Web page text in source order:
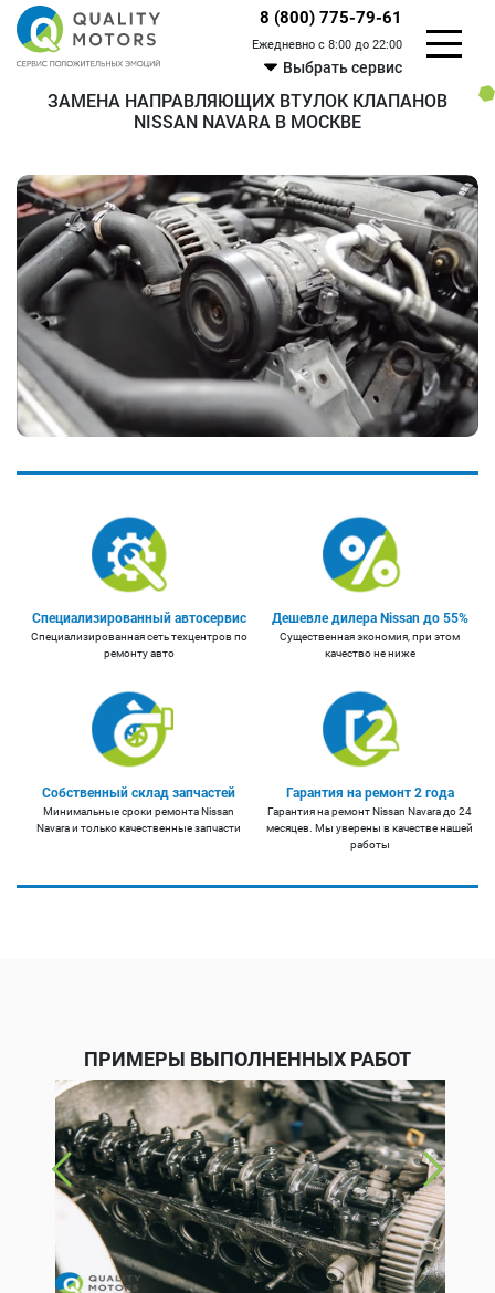
8 (800) 775-79-61
Ежедневно с 8:00 до 22:00
Выбрать сервис
ЗАМЕНА НАПРАВЛЯЮЩИХ ВТУЛОК КЛАПАНОВ
NISSAN NAVARA В МОСКВЕ
Специализированный автосервис
Специализированная сеть техцентров по
ремонту авто
Дешевле дилера Nissan до 55%
Существенная экономия, при этом
качество не ниже
Собственный склад запчастей
Минимальные сроки ремонта Nissan
Navara и только качественные запчасти
Гарантия на ремонт 2 года
Гарантия на ремонт Nissan Navara до 24
месяцев. Мы уверены в качестве нашей
работы
ПРИМЕРЫ ВЫПОЛНЕННЫХ РАБОТ